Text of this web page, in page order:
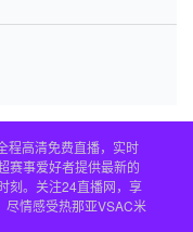
高清免费直播，实时
赛事爱好者提供最新的
刻。关注24直播网，享
尽情感受热那亚VSAC米